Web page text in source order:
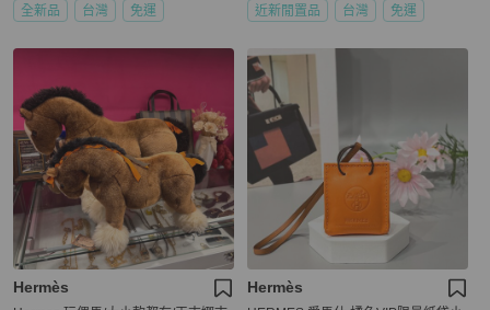
全新品 台灣 免運 近新閒置品 台灣 免運
Hermès Hermès